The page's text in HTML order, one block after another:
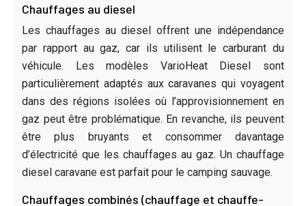
Chauffages au diesel
Les chauffages au diesel offrent une indépendance
par rapport au gaz, car ils utilisent le carburant du
véhicule. Les modèles VarioHeat Diesel sont
particulièrement adaptés aux caravanes qui voyagent
dans des régions isolées où l’approvisionnement en
gaz peut être problématique. En revanche, ils peuvent
être plus bruyants et consommer davantage
d’électricité que les chauffages au gaz. Un chauffage
diesel caravane est parfait pour le camping sauvage.
Chauffages combinés (chauffage et chauffe-